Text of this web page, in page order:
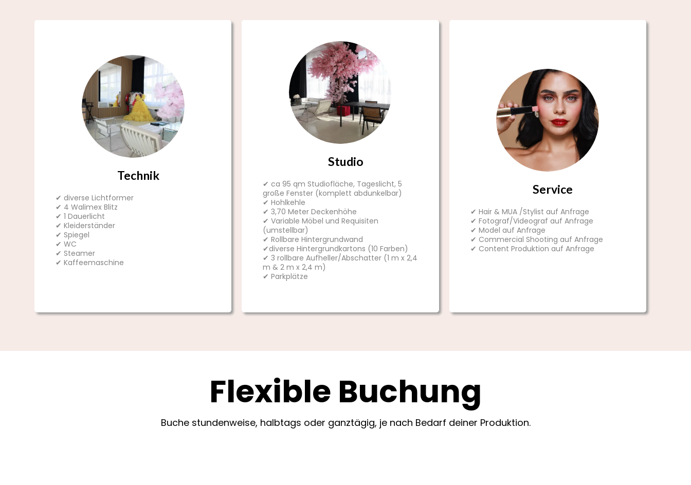
Technik
✔ diverse Lichtformer
✔ 4 Walimex Blitz
✔ 1 Dauerlicht
✔ Kleiderständer
✔ Spiegel
✔ WC
✔ Steamer
✔ Kaffeemaschine
Studio
✔ ca 95 qm Studiofläche, Tageslicht, 5
große Fenster (komplett abdunkelbar)
✔ Hohlkehle
✔ 3,70 Meter Deckenhöhe
✔ Variable Möbel und Requisiten
(umstellbar)
✔ Rollbare Hintergrundwand
✔diverse Hintergrundkartons (10 Farben)
✔ 3 rollbare Aufheller/Abschatter (1 m x 2,4
m & 2 m x 2,4 m)
✔ Parkplätze
Service
✔ Hair & MUA /Stylist auf Anfrage
✔ Fotograf/Videograf auf Anfrage
✔ Model auf Anfrage
✔ Commercial Shooting auf Anfrage
✔ Content Produktion auf Anfrage
Flexible Buchung
Buche stundenweise, halbtags oder ganztägig, je nach Bedarf deiner Produktion.